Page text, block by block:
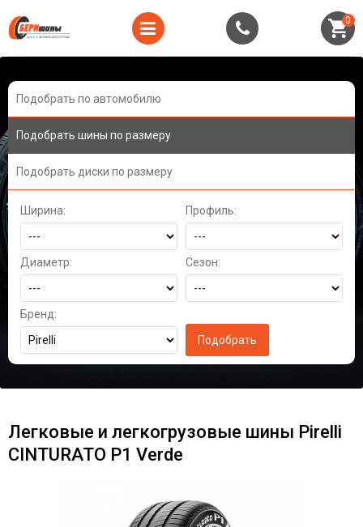
0
Подобрать по автомобилю
Подобрать шины по размеру
Подобрать диски по размеру
Ширина: Профиль:
Диаметр: Сезон:
Бренд:
Легковые и легкогрузовые шины Pirelli
CINTURATO P1 Verde